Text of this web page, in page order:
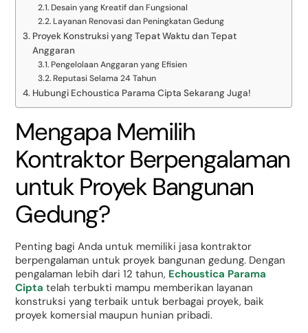
Desain yang Kreatif dan Fungsional
Layanan Renovasi dan Peningkatan Gedung
Proyek Konstruksi yang Tepat Waktu dan Tepat
Anggaran
Pengelolaan Anggaran yang Efisien
Reputasi Selama 24 Tahun
Hubungi Echoustica Parama Cipta Sekarang Juga!
Mengapa Memilih
Kontraktor Berpengalaman
untuk Proyek Bangunan
Gedung?
Penting bagi Anda untuk memiliki jasa kontraktor
berpengalaman untuk proyek bangunan gedung. Dengan
pengalaman lebih dari 12 tahun, Echoustica Parama
Cipta telah terbukti mampu memberikan layanan
konstruksi yang terbaik untuk berbagai proyek, baik
proyek komersial maupun hunian pribadi.